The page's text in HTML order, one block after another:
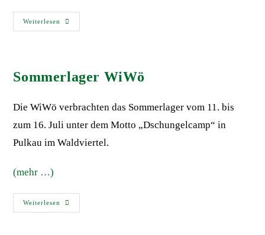
Weiterlesen
Sommerlager WiWö
Die WiWö verbrachten das Sommerlager vom 11. bis
zum 16. Juli unter dem Motto „Dschungelcamp“ in
Pulkau im Waldviertel.
(mehr …)
Weiterlesen